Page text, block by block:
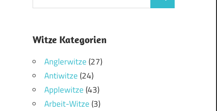
Witze Kategorien
Anglerwitze(27)
Antiwitze(24)
Applewitze(43)
Arbeit-Witze(3)